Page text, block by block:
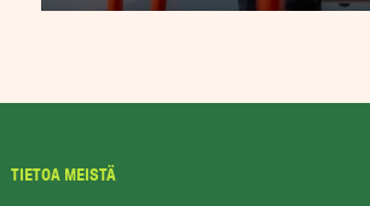
TIETOA MEISTÄ